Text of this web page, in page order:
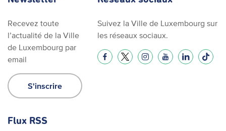
Recevez toute
l’actualité de la Ville
de Luxembourg par
email
S'inscrire
Suivez la Ville de Luxembourg sur
les réseaux sociaux.
Flux RSS